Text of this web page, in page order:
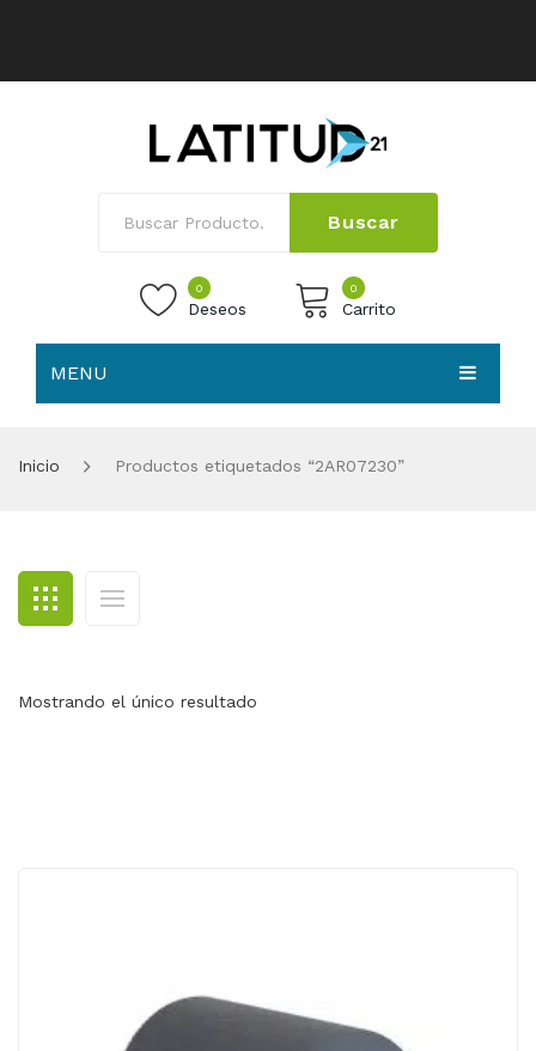
Buscar
0
Deseos
0
Carrito
MENU
BLOG
CONTACTO
Inicio Productos etiquetados “2AR07230”
Mostrando el único resultado